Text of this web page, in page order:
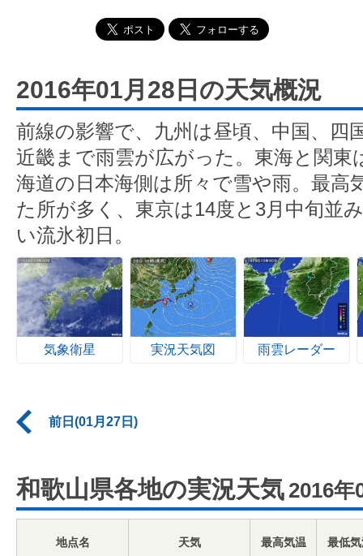
2016年01月28日の天気概況
前線の影響で、九州は昼頃、中国、四
近畿まで雨雲が広がった。東海と関東
海道の日本海側は所々で雪や雨。最高
た所が多く、東京は14度と3月中旬並
い流氷初日。
気象衛星 実況天気図 雨雲レーダー
前日(01月27日)
和歌山県各地の実況天気 2016年
地点名 天気 最高気温 最低